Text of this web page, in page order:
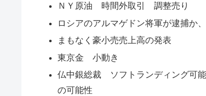
ＮＹ原油 時間外取引 調整売り
ロシアのアルマゲドン将軍が逮捕か
まもなく豪小売売上高の発表
東京金 小動き
仏中銀総裁 ソフトランディング可
の可能性